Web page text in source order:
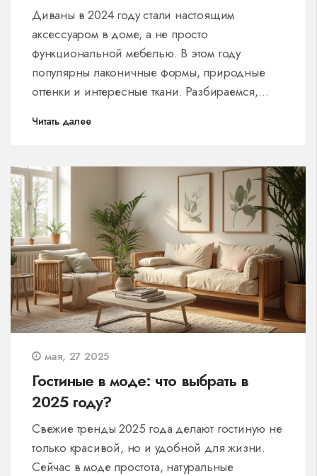
Диваны в 2024 году стали настоящим
аксессуаром в доме, а не просто
функциональной мебелью. В этом году
популярны лаконичные формы, природные
оттенки и интересные ткани. Разбираемся,
и цвета чаще всего выбирают, и почему стоит
ещё здесь есть реальные советы по выбору и
интересные детали для вдохновения.
Полезно для тех, кто обновляет гостиную или
планирует ремонт.
Читать далее
мая, 27 2025
Гостиные в моде: что выбрать в
2025 году?
Свежие тренды 2025 года делают гостиную не
только красивой, но и удобной для жизни.
Сейчас в моде простота, натуральные